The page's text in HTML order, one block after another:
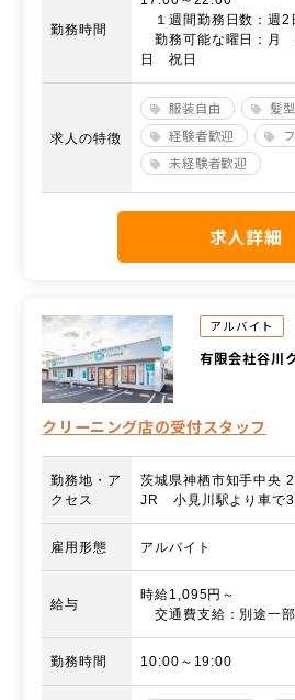
勤務時間
１週間勤務日数：週2
勤務可能な曜日
日 祝日
求人の特徴
服装自由
髪
経験者歓迎
未経験者歓迎
求人詳細
アルバイト
有限会社谷川
クリーニング店の受付スタッフ
勤務地・ア
クセス
茨城県神栖市知手中央
JR 小見川駅より車で
雇用形態 アルバイト
給与
時給1,095円～
交通費支給：別途一
勤務時間 10:00～19:00